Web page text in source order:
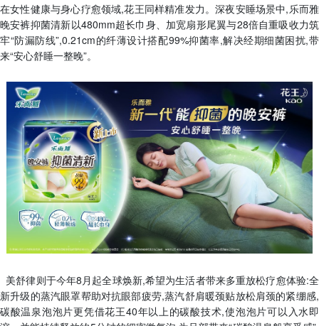
在女性健康与身心疗愈领域,花王同样精准发力。深夜安睡场景中,乐而雅
晚安裤抑菌清新以480mm超长巾身、加宽扇形尾翼与28倍自重吸收力筑
牢“防漏防线”,0.21cm的纤薄设计搭配99%抑菌率,解决经期细菌困扰,带
来“安心舒睡一整晚”。
美舒律则于今年8月起全球焕新,希望为生活者带来多重放松疗愈体验:全
新升级的蒸汽眼罩帮助对抗眼部疲劳,蒸汽舒肩暖颈贴放松肩颈的紧绷感,
碳酸温泉泡泡片更凭借花王40年以上的碳酸技术,使泡泡片可以入水即